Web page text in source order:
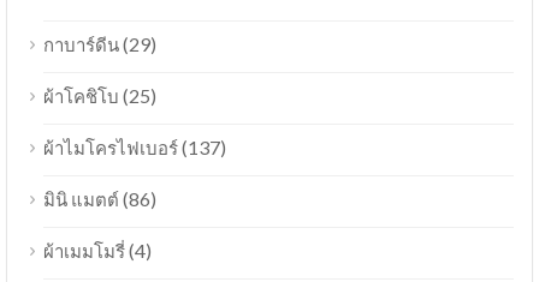
กาบาร์ดีน(29)
ผ้าโคชิโบ (25)
ผ้าไมโครไฟเบอร์(137)
มินิ แมตต์(86)
ผ้าเมมโมรี่(4)